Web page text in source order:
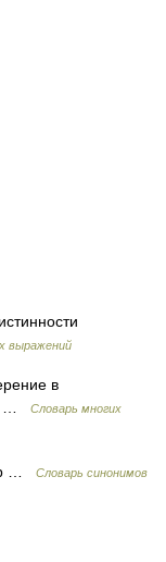
выражений
в
…
Словарь многих
… Словарь синонимов